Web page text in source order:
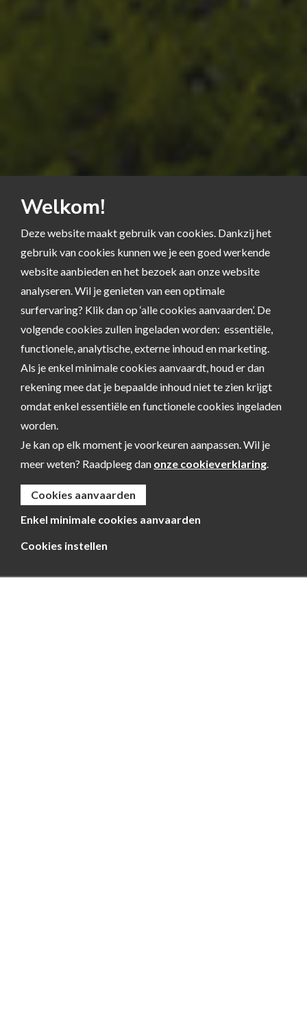
Welkom!
Deze website maakt gebruik van cookies. Dankzij het
gebruik van cookies kunnen we je een goed werkende
website aanbieden en het bezoek aan onze website
analyseren. Wil je genieten van een optimale
surfervaring? Klik dan op ‘alle cookies aanvaarden’. De
volgende cookies zullen ingeladen worden: essentiële,
functionele, analytische, externe inhoud en marketing.
Als je enkel minimale cookies aanvaardt, houd er dan
rekening mee dat je bepaalde inhoud niet te zien krijgt
omdat enkel essentiële en functionele cookies ingeladen
worden.
Je kan op elk moment je voorkeuren aanpassen. Wil je
meer weten? Raadpleeg dan onze cookieverklaring.
Cookies aanvaarden
Enkel minimale cookies aanvaarden
Cookies instellen